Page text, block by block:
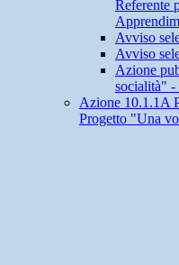
Referente
Avviso
Avviso
Azione
socialità" -
Azione 10.1.1A
Progetto "Una